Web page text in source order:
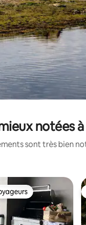
notées
sont très bien
les plus appréciés